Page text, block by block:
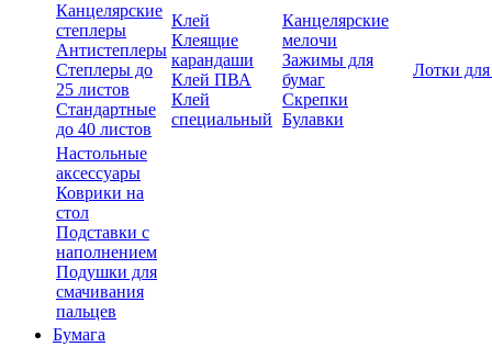
Канцелярские
степлеры
Антистеплеры
Степлеры до
25 листов
Стандартные
до 40 листов
Клей
Клеящие
карандаши
Клей ПВА
Клей
специальный
Канцелярские
мелочи
Зажимы для
бумаг
Скрепки
Булавки
Лотки
Настольные
аксессуары
Коврики на
стол
Подставки с
наполнением
Подушки для
смачивания
пальцев
Бумага